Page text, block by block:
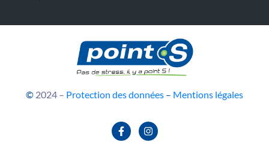
© 2024 – Protection des données – Mentions légales